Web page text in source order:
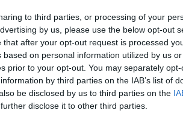
to third parties, or processing of your
by us, please use the below opt-out
after your opt-out request is processed
on personal information utilized by us
prior to your opt-out. You may separately
by third parties on the IAB’s list of
be disclosed by us to third parties on the
disclose it to other third parties.
Χάρτη», η οποία θα
με 12:00, στην Αίθουσα
δημόσιου συστήματος
τον ιδιωτικό τομέα, με
προς τους ασθενείς και τη